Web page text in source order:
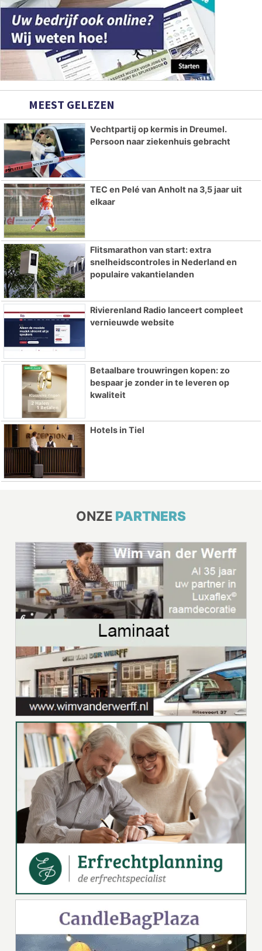
MEEST GELEZEN
Vechtpartij op kermis in Dreumel.
Persoon naar ziekenhuis gebracht
TEC en Pelé van Anholt na 3,5 jaar uit
elkaar
Flitsmarathon van start: extra
snelheidscontroles in Nederland en
populaire vakantielanden
Rivierenland Radio lanceert compleet
vernieuwde website
Betaalbare trouwringen kopen: zo
bespaar je zonder in te leveren op
kwaliteit
Hotels in Tiel
ONZE PARTNERS